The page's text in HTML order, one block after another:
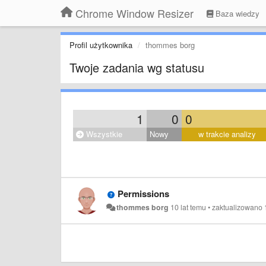
Chrome Window Resizer Baza wiedzy
Profil użytkownika thommes borg
Twoje zadania wg statusu
1 0 0
Wszystkie Nowy w trakcie analizy
Permissions
thommes borg 10 lat temu •zaktualizowano